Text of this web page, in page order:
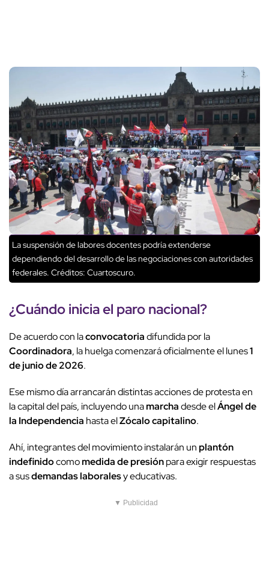
La suspensión de labores docentes podría extenderse
dependiendo del desarrollo de las negociaciones con autoridades
federales. Créditos: Cuartoscuro.
¿Cuándo inicia el paro nacional?
De acuerdo con laconvocatoriadifundida por la
Coordinadora, la huelga comenzará oficialmente el lunes1
de junio de 2026.
Ese mismo día arrancarán distintas acciones de protesta en
la capital del país, incluyendo unamarchadesde elÁngel de
la Independencia hasta elZócalo capitalino.
Ahí, integrantes del movimiento instalarán unplantón
indefinidocomomedida de presiónpara exigir respuestas
a susdemandas laboralesy educativas.
▼ Publicidad